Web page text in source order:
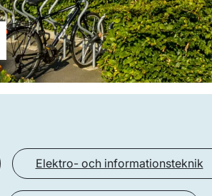
Elektro- och informationsteknik